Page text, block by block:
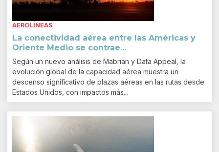
AEROLÍNEAS
La conectividad aérea entre las Américas y
Oriente Medio se contrae...
Según un nuevo análisis de Mabrian y Data Appeal, la
evolución global de la capacidad aérea muestra un
descenso significativo de plazas aéreas en las rutas desde
Estados Unidos, con impactos más...